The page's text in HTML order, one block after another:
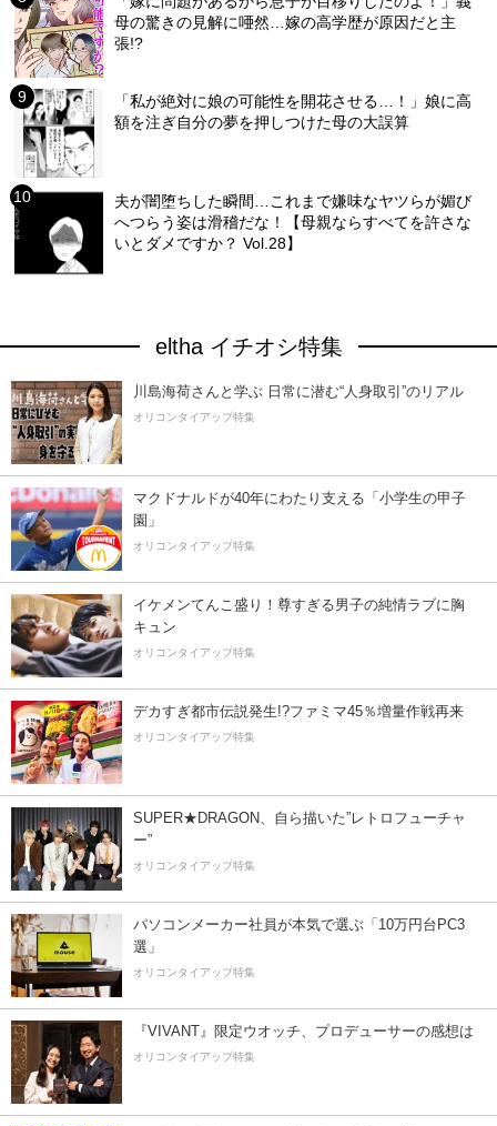
母の驚きの見解に唖然…嫁の高学歴が原因だと主
張!?
「私が絶対に娘の可能性を開花させる…！」娘に高
額を注ぎ自分の夢を押しつけた母の大誤算
夫が闇堕ちした瞬間…これまで嫌味なヤツらが媚び
へつらう姿は滑稽だな！【母親ならすべてを許さな
いとダメですか？ Vol.28】
eltha イチオシ特集
川島海荷さんと学ぶ 日常に潜む“人身取引”のリアル
オリコンタイアップ特集
マクドナルドが40年にわたり支える「小学生の甲子
園」
オリコンタイアップ特集
イケメンてんこ盛り！尊すぎる男子の純情ラブに胸
キュン
オリコンタイアップ特集
デカすぎ都市伝説発生!?ファミマ45％増量作戦再来
オリコンタイアップ特集
SUPER★DRAGON、自ら描いた”レトロフューチャ
ー”
オリコンタイアップ特集
パソコンメーカー社員が本気で選ぶ「10万円台PC3
選」
オリコンタイアップ特集
『VIVANT』限定ウオッチ、プロデューサーの感想は
オリコンタイアップ特集